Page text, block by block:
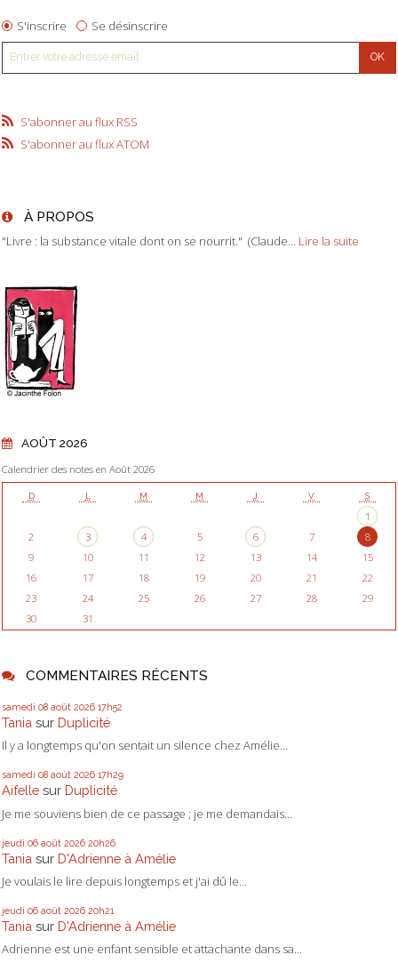
S'inscrire Se désinscrire
S'abonner au flux RSS
S'abonner au flux ATOM
À PROPOS
"Livre : la substance vitale dont on se nourrit." (Claude... Lire la suite
AOÛT 2026
Calendrier des notes en Août 2026
D L M M J V S
1
2
3 4 5 6 7
8
9
10 11 12 13 14
15
16
17 18 19 20 21
22
23
24 25 26 27 28
29
30
31
COMMENTAIRES RÉCENTS
samedi 08 août 2026 17h52
Tania sur Duplicité
Il y a longtemps qu'on sentait un silence chez Amélie...
samedi 08 août 2026 17h29
Aifelle sur Duplicité
Je me souviens bien de ce passage ; je me demandais...
jeudi 06 août 2026 20h26
Tania sur D'Adrienne à Amélie
Je voulais le lire depuis longtemps et j'ai dû le...
jeudi 06 août 2026 20h21
Tania sur D'Adrienne à Amélie
Adrienne est une enfant sensible et attachante dans sa...